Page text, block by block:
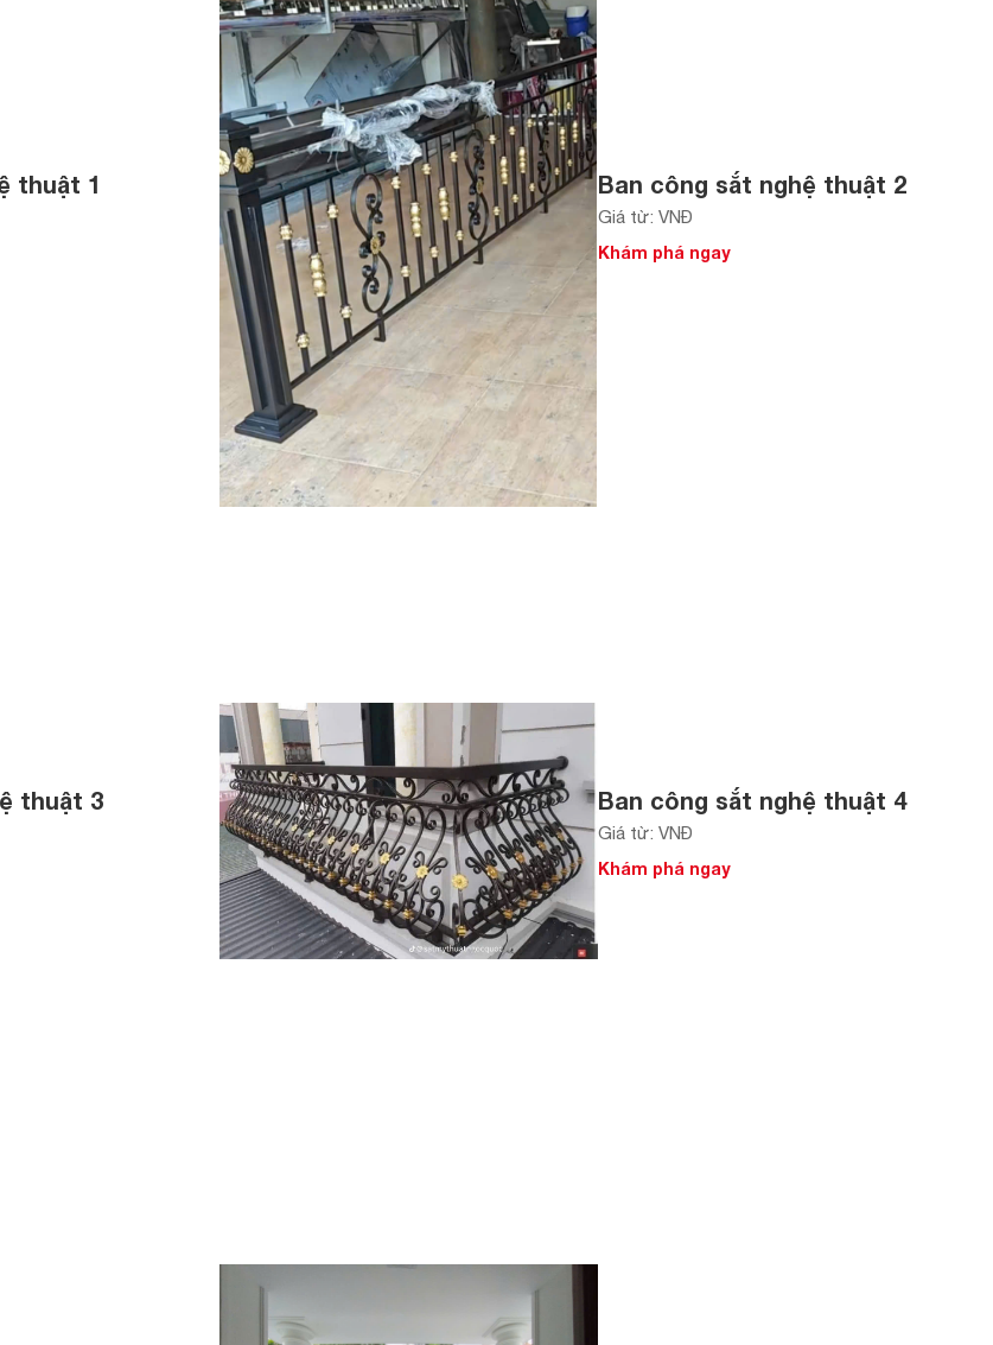
thuật 1 Ban công sắt nghệ thuật 2
Giá từ: VNĐ
Khám phá ngay
thuật 3 Ban công sắt nghệ thuật 4
Giá từ: VNĐ
Khám phá ngay